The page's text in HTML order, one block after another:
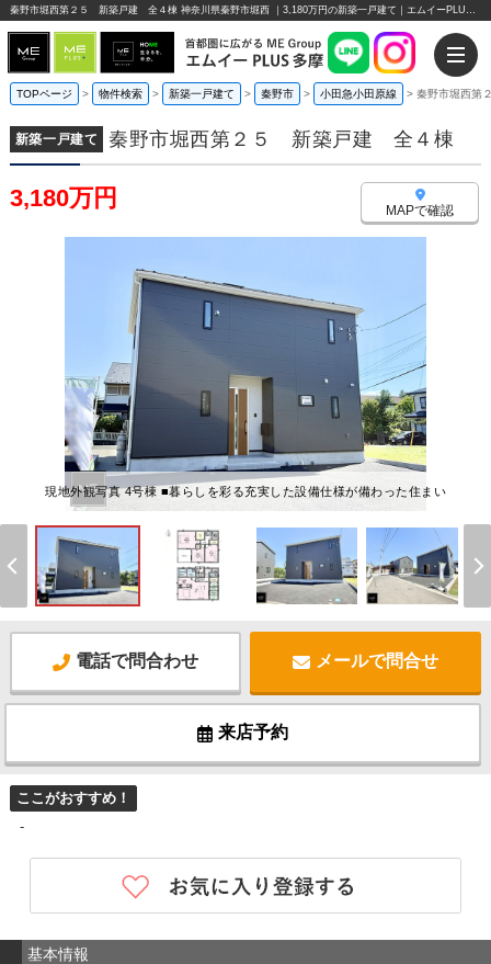
秦野市堀西第２５ 新築戸建 全４棟 神奈川県秦野市堀西 ｜3,180万円の新築一戸建て｜エムイーPLUS多摩
TOPページ > 物件検索 > 新築一戸建て > 秦野市 > 小田急小田原線 > 秦野市堀西
新築一戸建て 秦野市堀西第２５ 新築戸建 全４棟
3,180万円 MAPで確認
現地外観写真 4号棟 ■暮らしを彩る充実した設備仕様が備わった住まい
電話で問合わせ メールで問合せ
来店予約
ここがおすすめ！
-
基本情報